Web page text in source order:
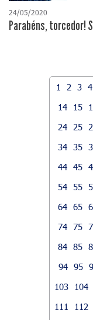
24/05/2020
Parabéns, torcedor!
1 2 3 4
14
15
24
25
34 35
44 45
54 55
64 65
74 75
84 85
94 95
103
104
111
112